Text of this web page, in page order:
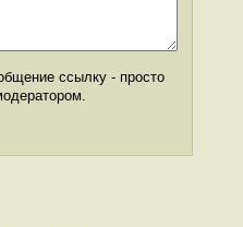
ссылку - просто